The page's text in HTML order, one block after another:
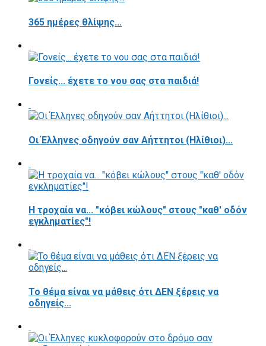
365 ημέρες θλίψης...
Γονείς... έχετε το νου σας στα παιδιά!
Οι Έλληνες οδηγούν σαν Αήττητοι (Ηλίθιοι)...
Η τροχαία να... "κόβει κώλους" στους "καθ' οδόν
εγκληματίες"!
Το θέμα είναι να μάθεις ότι ΔΕΝ ξέρεις να
οδηγείς...